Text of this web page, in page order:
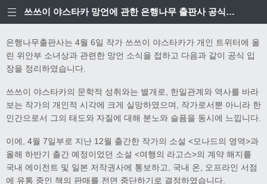
쓰쓰이 야스타카 망언에 관한 은행나무 출판사 공식입장
은행나무출판사는 4월 6일 작가 쓰쓰이 야스타카가 개인 트위터에 올
린 위안부 소녀상과 관련한 망언 소식을 접하고 다음과 같이 공식 입
장을 정리하였습니다.
쓰쓰이 야스타카의 문학적 성취와는 별개로, 한일관계와 역사를 바라
보는 작가의 개인적 시각에 크게 실망하였으며, 작가로서뿐 아니라 한
인간으로서 그의 태도와 자질에 대해 분노와 슬픔을 동시에 느낍니다.
이에, 4월 7일부로 지난 12월 출간한 작가의 소설 <모나드의 영역>과
올해 하반기 출간 예정이었던 소설 <여행의 라고스>의 계약 해지를
국내 에이전트 및 일본 저작권사에 통보하고, 국내 온, 오프라인 서점
에 유통 중인 책의 판매를 전면 중단하기로 결정하였습니다.